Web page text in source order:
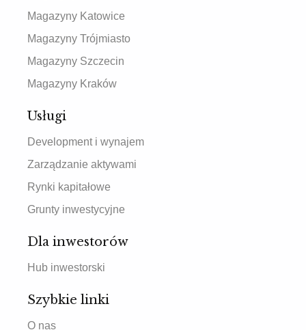
Magazyny Katowice
Magazyny Trójmiasto
Magazyny Szczecin
Magazyny Kraków
Usługi
Development i wynajem
Zarządzanie aktywami
Rynki kapitałowe
Grunty inwestycyjne
Dla inwestorów
Hub inwestorski
Szybkie linki
O nas